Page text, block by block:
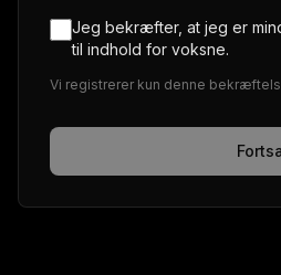
Jeg bekræfter, at jeg er
til indhold for voksne.
Vi registrerer kun denne